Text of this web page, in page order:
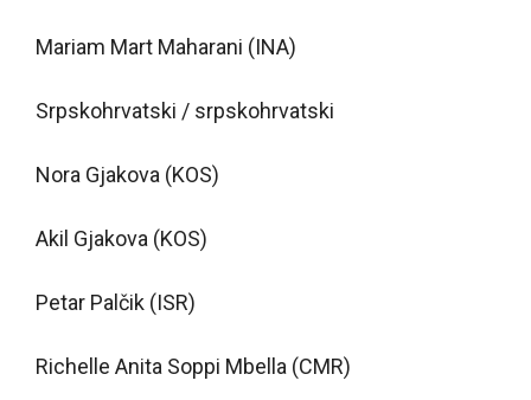
Mariam Mart Maharani (INA)
Srpskohrvatski / srpskohrvatski
Nora Gjakova (KOS)
Akil Gjakova (KOS)
Petar Palčik (ISR)
Richelle Anita Soppi Mbella (CMR)